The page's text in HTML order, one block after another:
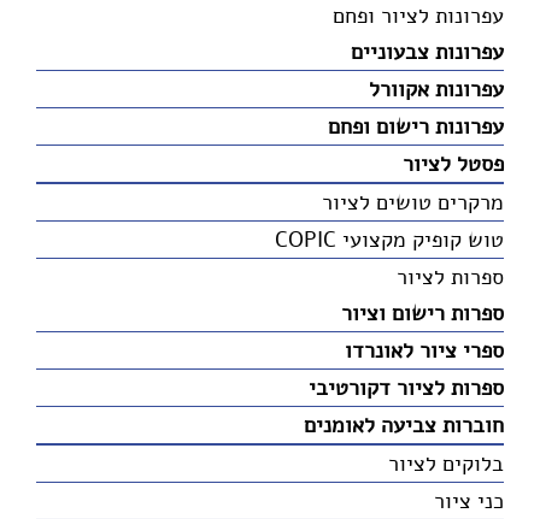
עפרונות לציור ופחם
עפרונות צבעוניים
עפרונות אקוורל
עפרונות רישום ופחם
פסטל לציור
מרקרים טושים לציור
טוש קופיק מקצועי COPIC
ספרות לציור
ספרות רישום וציור
ספרי ציור לאונרדו
ספרות לציור דקורטיבי
חוברות צביעה לאומנים
בלוקים לציור
כני ציור